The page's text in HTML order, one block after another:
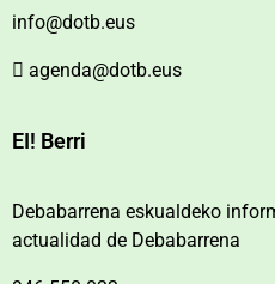
info@dotb.eus
agenda@dotb.eus
EI! Berri
Debabarrena eskualdeko
actualidad de Debabarrena